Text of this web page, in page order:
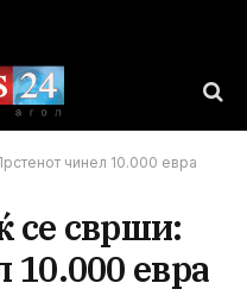
чинел 10.000 евра
се сврши:
10.000 евра